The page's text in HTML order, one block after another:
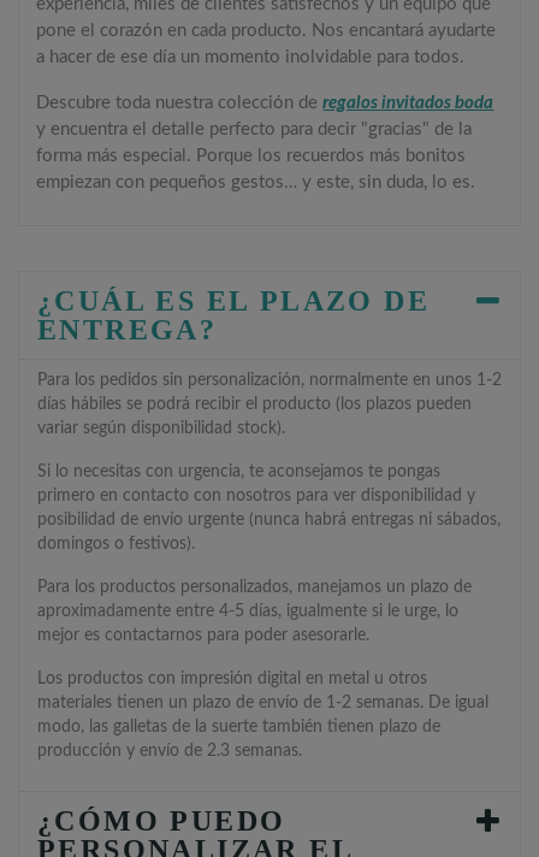
experiencia, miles de clientes satisfechos y un equipo que
pone el corazón en cada producto. Nos encantará ayudarte
a hacer de ese día un momento inolvidable para todos.
Descubre toda nuestra colección deregalos invitados boda
y encuentra el detalle perfecto para decir "gracias" de la
forma más especial. Porque los recuerdos más bonitos
empiezan con pequeños gestos… y este, sin duda, lo es.
¿CUÁL ES EL PLAZO DE
ENTREGA?
Para los pedidos sin personalización, normalmente en unos 1-2
días hábiles se podrá recibir el producto (los plazos pueden
variar según disponibilidad stock).
Si lo necesitas con urgencia, te aconsejamos te pongas
primero en contacto con nosotros para ver disponibilidad y
posibilidad de envío urgente (nunca habrá entregas ni sábados,
domingos o festivos).
Para los productos personalizados, manejamos un plazo de
aproximadamente entre 4-5 días, igualmente si le urge, lo
mejor es contactarnos para poder asesorarle.
Los productos con impresión digital en metal u otros
materiales tienen un plazo de envío de 1-2 semanas. De igual
modo, las galletas de la suerte también tienen plazo de
producción y envío de 2.3 semanas.
¿CÓMO PUEDO
PERSONALIZAR EL